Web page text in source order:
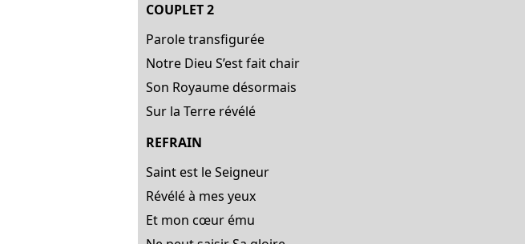
COUPLET 2
Parole transfigurée
Notre Dieu S’est fait chair
Son Royaume désormais
Sur la Terre révélé
REFRAIN
Saint est le Seigneur
Révélé à mes yeux
Et mon cœur ému